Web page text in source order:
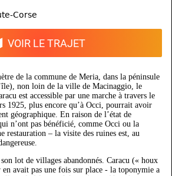
Corse
VOIR LE TRAJET
de la commune de Meria, dans la péninsule
non loin de la ville de Macinaggio, le
est accessible par une marche à travers le
1925, plus encore qu’à Occi, pourrait avoir
géographique. En raison de l’état de
n’ont pas bénéficié, comme Occi ou la
restauration – la visite des ruines est, au
lot de villages abandonnés. Caracu (« houx
en avait pas une fois sur place - la toponymie a